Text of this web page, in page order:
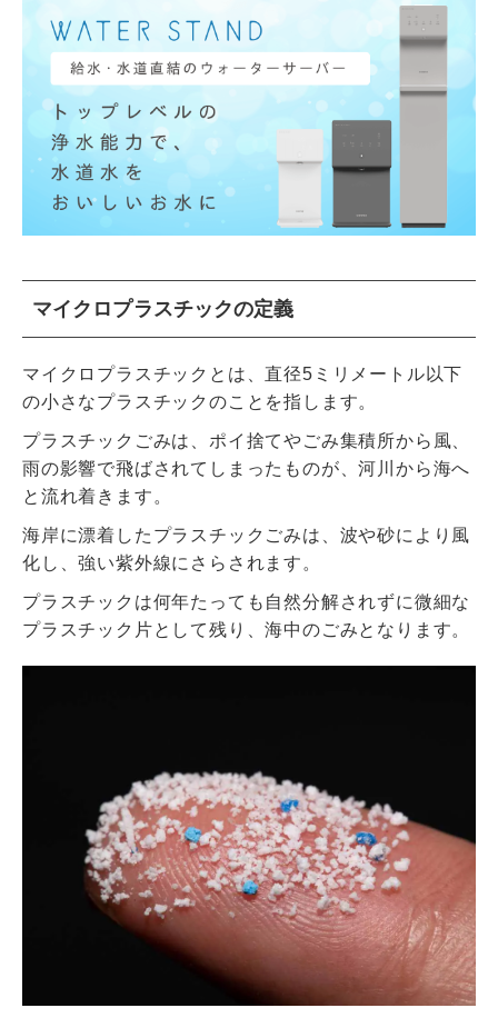
マイクロプラスチックの定義
マイクロプラスチックとは、直径5ミリメートル以下
の小さなプラスチックのことを指します。
プラスチックごみは、ポイ捨てやごみ集積所から風、
雨の影響で飛ばされてしまったものが、河川から海へ
と流れ着きます。
海岸に漂着したプラスチックごみは、波や砂により風
化し、強い紫外線にさらされます。
プラスチックは何年たっても自然分解されずに微細な
プラスチック片として残り、海中のごみとなります。